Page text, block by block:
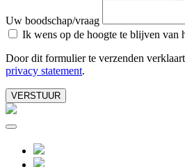
Uw boodschap/vraag
Ik wens op de hoogte te blijven van
Door dit formulier te verzenden
privacy statement.
VERSTUUR